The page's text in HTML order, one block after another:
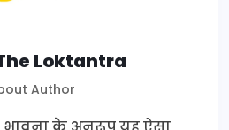
Loktantra
Author